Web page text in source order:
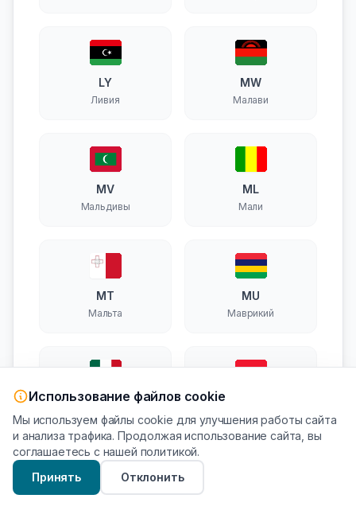
LY
Ливия
MW
Малави
MV
Мальдивы
ML
Мали
MT
Мальта
MU
Маврикий
MX
Мексика Монако
Использование файлов cookie
Мы используем файлы cookie для улучшения работы сайта
и анализа трафика. Продолжая использование сайта, вы
соглашаетесь с нашей политикой.
Принять
Отклонить